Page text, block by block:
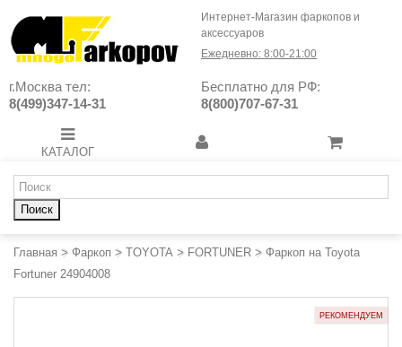
Интернет-Магазин фаркопов и
аксессуаров
Ежедневно: 8:00-21:00
г.Москва тел:
8(499)347-14-31
Бесплатно для РФ:
8(800)707-67-31
КАТАЛОГ
Поиск
Главная > Фаркоп > TOYOTA > FORTUNER > Фаркоп на Toyota
Fortuner 24904008
РЕКОМЕНДУЕМ